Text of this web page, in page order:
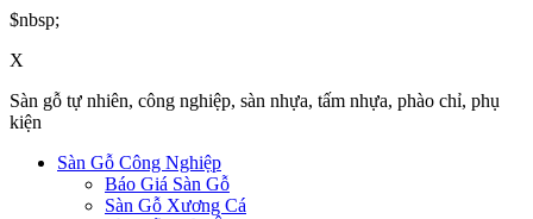
$nbsp;
X
Sàn gỗ tự nhiên, công nghiệp, sàn nhựa, tấm nhựa, phào chỉ, phụ
kiện
Sàn Gỗ Công Nghiệp
Báo Giá Sàn Gỗ
Sàn Gỗ Xương Cá